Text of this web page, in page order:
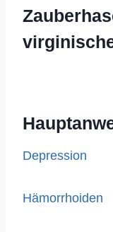
Depression
Hämorrhoiden